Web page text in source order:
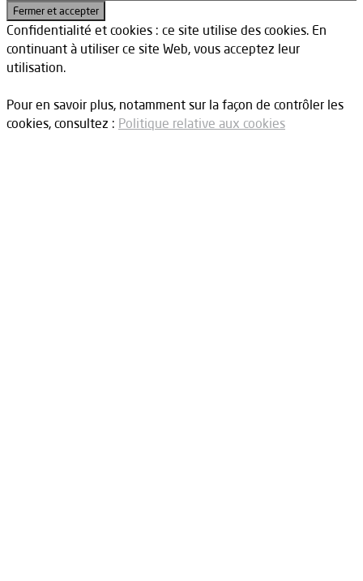
Confidentialité et cookies : ce site utilise des cookies. En
continuant à utiliser ce site Web, vous acceptez leur
utilisation.
Pour en savoir plus, notamment sur la façon de contrôler les
cookies, consultez : Politique relative aux cookies